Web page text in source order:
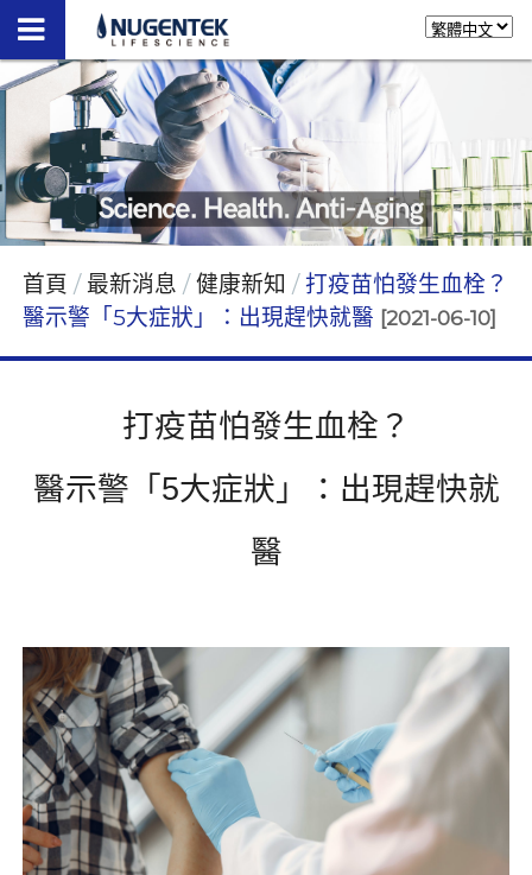
首頁 最新消息 健康新知
打疫苗怕發生血栓？
醫示警「5大症狀」：出現趕快就醫 [2021-06-10]
打疫苗怕發生血栓？
醫示警「 5大症狀」：出現趕快就
醫